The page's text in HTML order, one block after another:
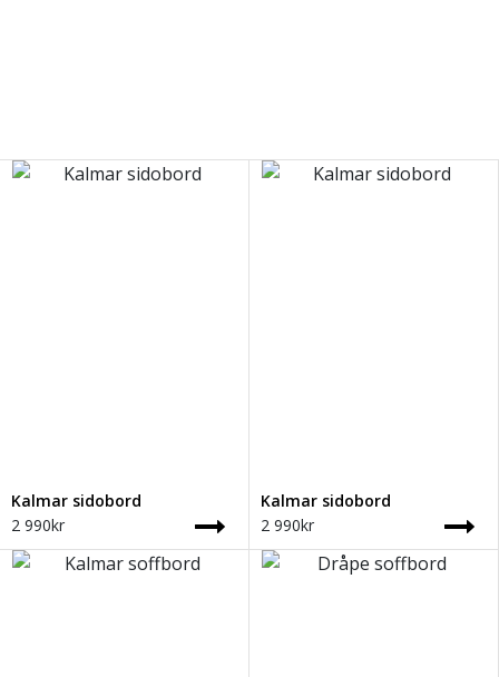
Kalmar sidobord
2 990kr
Kalmar sidobord
2 990kr